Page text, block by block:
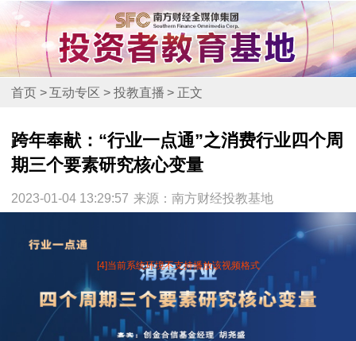
首页 > 互动专区 > 投教直播 > 正文
跨年奉献：“行业一点通”之消费行业四个周
期三个要素研究核心变量
2023-01-04 13:29:57 来源：南方财经投教基地
[4]当前系统环境不支持播放该视频格式